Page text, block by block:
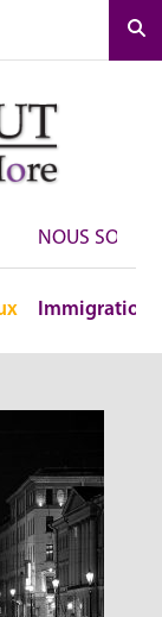
NOUS
Immigration